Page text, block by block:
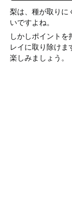
梨は、種が取りに
いですよね。
しかしポイント
レイに取り除けま
楽しみましょう。